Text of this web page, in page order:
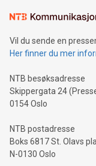
Vil du sende en
Her finner du mer
NTB besøksadresse
Skippergata 24
0154 Oslo
NTB postadresse
Boks 6817 St. Olavs
N-0130 Oslo